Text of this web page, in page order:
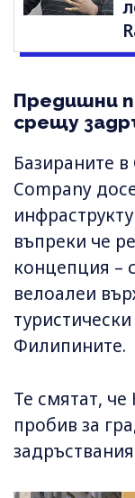
Предишни
срещу
Базираните
Company
въпреки че
концепция –
велоалеи
Филипините.
Те смятат,
пробив за